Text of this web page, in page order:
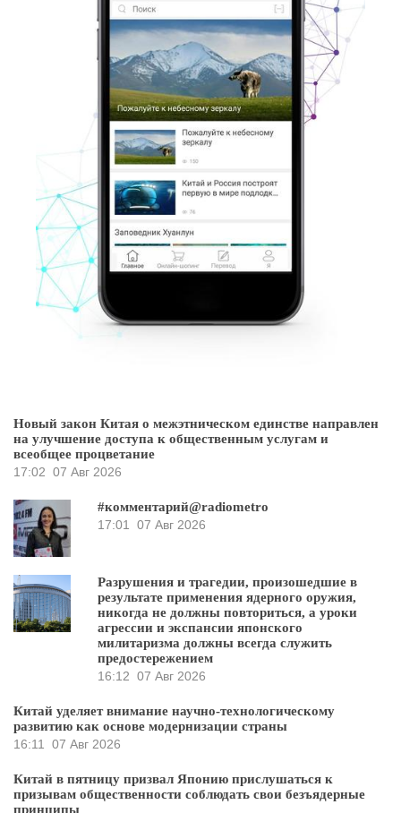
Новый закон Китая о межэтническом единстве направлен
на улучшение доступа к общественным услугам и
всеобщее процветание
17:02 07 Авг 2026
#комментарий@radiometro
17:01 07 Авг 2026
Разрушения и трагедии, произошедшие в
результате применения ядерного оружия,
никогда не должны повториться, а уроки
агрессии и экспансии японского
милитаризма должны всегда служить
предостережением
16:12 07 Авг 2026
Китай уделяет внимание научно-технологическому
развитию как основе модернизации страны
16:11 07 Авг 2026
Китай в пятницу призвал Японию прислушаться к
призывам общественности соблюдать свои безъядерные
принципы